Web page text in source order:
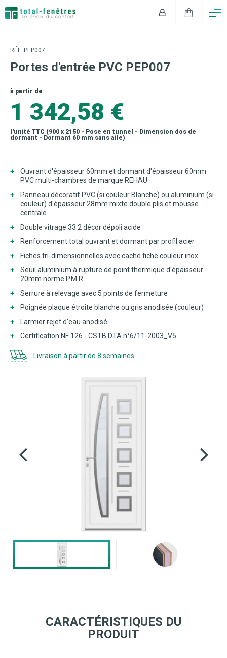
RÉF: PEP007
Portes d'entrée PVC PEP007
à partir de
1 342,58 €
l'unité TTC (900 x 2150 - Pose en tunnel - Dimension dos de
dormant - Dormant 60 mm sans aile)
Ouvrant d'épaisseur 60mm et dormant d'épaisseur 60mm
PVC multi-chambres de marque REHAU
Panneau décoratif PVC (si couleur Blanche) ou aluminium (si
couleur) d'épaisseur 28mm mixte double plis et mousse
centrale
Double vitrage 33.2 décor dépoli acide
Renforcement total ouvrant et dormantpar profil acier
Fiches tri-dimensionnelles avec cache fiche couleur inox
Seuil aluminium à rupture de point thermique d'épaisseur
20mm norme P.M.R.
Serrure à relevage avec 5 points de fermeture
Poignée plaque étroite blanche ou gris anodisée (couleur)
Larmier rejet d'eau anodisé
Certification NF 126 - CSTB DTA n°6/11-2003_V5
Livraison à partir de 8 semaines
CARACTÉRISTIQUES DU
PRODUIT